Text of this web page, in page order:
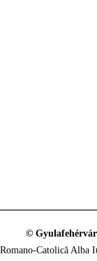
©
Catolică